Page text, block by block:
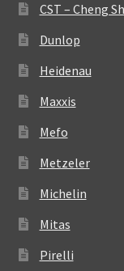
CST – Cheng
Dunlop
Heidenau
Maxxis
Mefo
Metzeler
Michelin
Mitas
Pirelli